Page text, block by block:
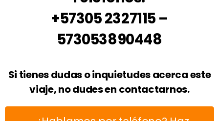
+57305 2327115 –
573053890448
Si tienes dudas o inquietudes acerca este
viaje, no dudes en contactarnos.